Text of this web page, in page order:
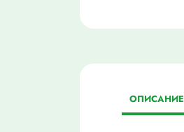
ОПИСАНИЕ